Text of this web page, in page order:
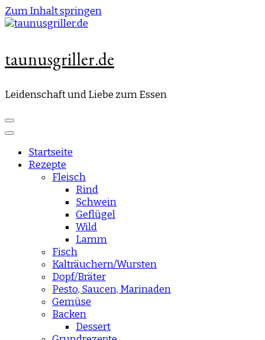
Zum Inhalt springen
taunusgriller.de
Leidenschaft und Liebe zum Essen
Startseite
Rezepte
Fleisch
Rind
Schwein
Geflügel
Wild
Lamm
Fisch
Kalträuchern/Wursten
Dopf/Bräter
Pesto, Saucen, Marinaden
Gemüse
Backen
Dessert